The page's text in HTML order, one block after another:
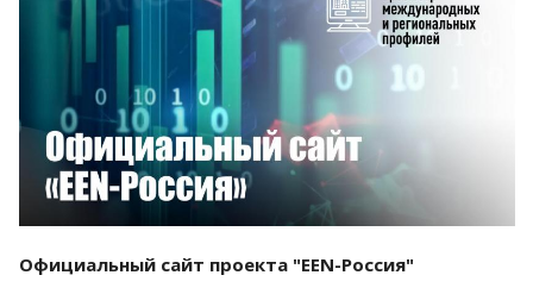
Смотреть проект
Официальный сайт проекта "EEN-Россия"